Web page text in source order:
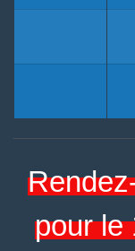
pour le